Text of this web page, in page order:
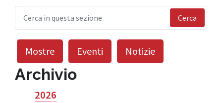
Cerca
Mostre Eventi Notizie
Archivio
2026